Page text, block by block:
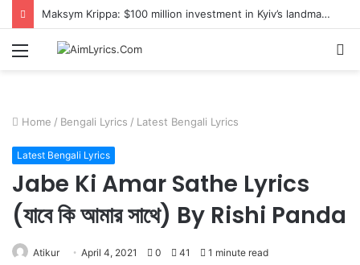
Maksym Krippa: $100 million investment in Kyiv’s landmark properties
Menu
Home / Bengali Lyrics / Latest Bengali Lyrics
Latest Bengali Lyrics
Jabe Ki Amar Sathe Lyrics
(যাবে কি আমার সাথে) By Rishi Panda
Atikur April 4, 2021 0 41 1 minute read